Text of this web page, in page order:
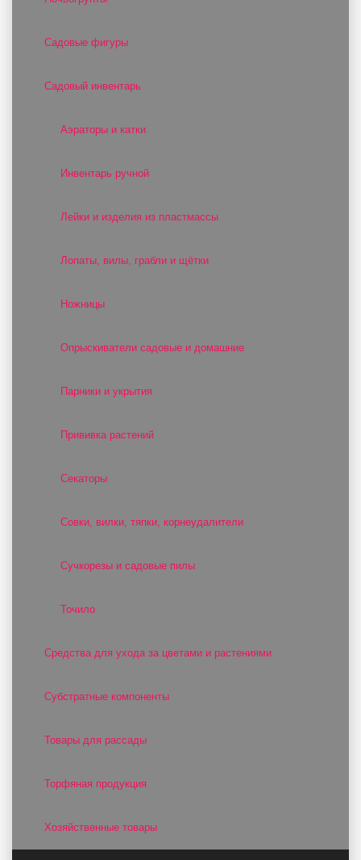
Садовые фигуры
Садовый инвентарь
Аэраторы и катки
Инвентарь ручной
Лейки и изделия из пластмассы
Лопаты, вилы, грабли и щётки
Ножницы
Опрыскиватели садовые и домашние
Парники и укрытия
Прививка растений
Секаторы
Совки, вилки, тяпки, корнеудалители
Сучкорезы и садовые пилы
Точило
Средства для ухода за цветами и растениями
Субстратные компоненты
Товары для рассады
Торфяная продукция
Хозяйственные товары